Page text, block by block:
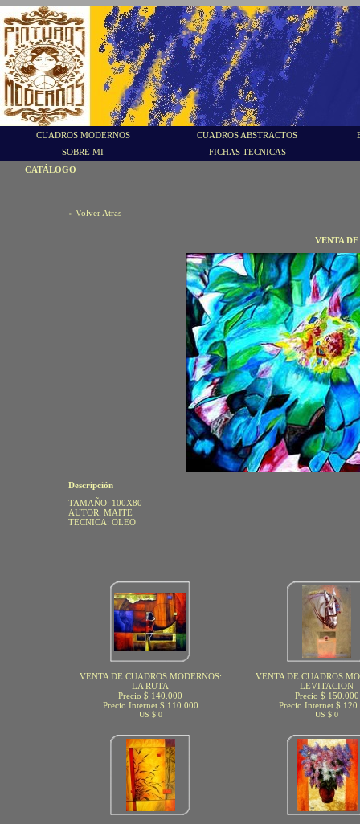
CUADROS MODERNOS CUADROS ABSTRACTOS
SOBRE MI
FICHAS TECNICAS
CATÁLOGO
« Volver Atras
VENTA
Descripción
TAMAÑO: 100X80
AUTOR: MAITE
TECNICA: OLEO
VENTA DE CUADROS MODERNOS:
LA RUTA
Precio $ 140.000
Precio Internet $ 110.000
US $ 0
VENTA DE CUADROS
LEVITACION
Precio $ 150.000
Precio Internet $
US $ 0